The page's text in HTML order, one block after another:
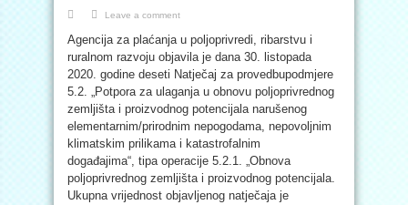
Leave a comment
Agencija za plaćanja u poljoprivredi, ribarstvu i
ruralnom razvoju objavila je dana 30. listopada
2020. godine deseti Natječaj za provedbupodmjere
5.2. „Potpora za ulaganja u obnovu poljoprivrednog
zemljišta i proizvodnog potencijala narušenog
elementarnim/prirodnim nepogodama, nepovoljnim
klimatskim prilikama i katastrofalnim
događajima“, tipa operacije 5.2.1. „Obnova
poljoprivrednog zemljišta i proizvodnog potencijala.
Ukupna vrijednost objavljenog natječaja je